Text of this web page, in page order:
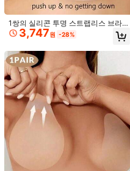
4.43
4.43 86 팔로워
4.43 86 팔로워
4.43 86 팔로워
추천순 신발 홈 & 리빙
1쌍의 실리콘 투명 스트랩리스 브라,
자가 접착식 백리스 푸시업 컵
3,747원 -28%